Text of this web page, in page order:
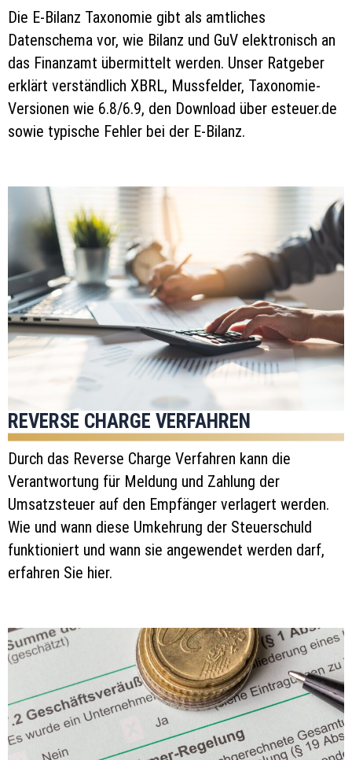
Die E-Bilanz Taxonomie gibt als amtliches
Datenschema vor, wie Bilanz und GuV elektronisch an
das Finanzamt übermittelt werden. Unser Ratgeber
erklärt verständlich XBRL, Mussfelder, Taxonomie-
Versionen wie 6.8/6.9, den Download über esteuer.de
sowie typische Fehler bei der E-Bilanz.
REVERSE CHARGE VERFAHREN
Durch das Reverse Charge Verfahren kann die
Verantwortung für Meldung und Zahlung der
Umsatzsteuer auf den Empfänger verlagert werden.
Wie und wann diese Umkehrung der Steuerschuld
funktioniert und wann sie angewendet werden darf,
erfahren Sie hier.